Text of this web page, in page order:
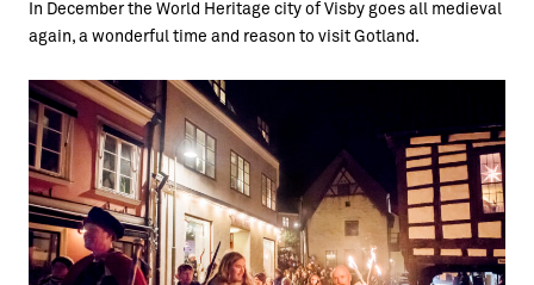
Barn & Familj
In December the World Heritage city of Visby goes all medieval
again, a wonderful time and reason to visit Gotland.